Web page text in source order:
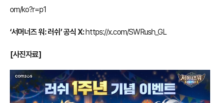
om/ko?r=p1
‘서머너즈 워: 러쉬’ 공식 X:https://x.com/SWRush_GL
[사진자료]